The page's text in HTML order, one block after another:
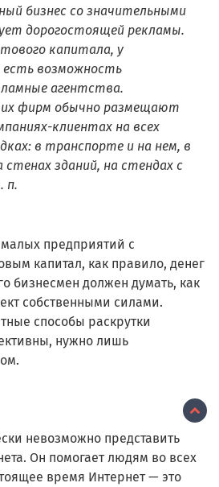
бизнес со значительными
дорогостоящей рекламы.
капитала, у
есть возможность
агентства.
фирм обычно размещают
клиентах на всех
в транспорте и на нем, в
зданий, на стендах с
п.
предприятий с
капитал, как правило, денег
бизнесмен должен думать, как
собственными силами.
способы раскрутки
нужно лишь
невозможно представить
Он помогает людям во всех
время Интернет — это